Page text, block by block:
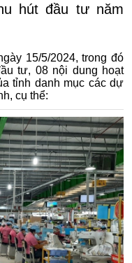
hút đầu tư năm
15/5/2024, trong đó
tư, 08 nội dung hoạt
tỉnh danh mục các dự
cụ thể: